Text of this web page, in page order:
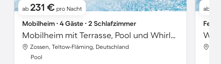
ab 231 € pro Nacht
Mobilheim ∙ 4 Gäste ∙ 2 Schlafzimmer
Mobilheim mit Terrasse, Pool und Whirlpool
Zossen, Teltow-Fläming, Deutschland
Pool
ab